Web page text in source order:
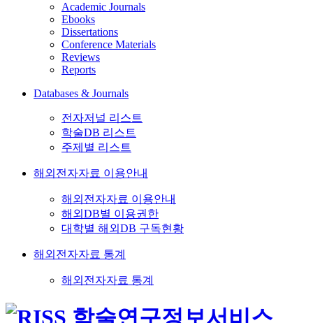
Academic Journals
Ebooks
Dissertations
Conference Materials
Reviews
Reports
Databases & Journals
전자저널 리스트
학술DB 리스트
주제별 리스트
해외전자자료 이용안내
해외전자자료 이용안내
해외DB별 이용권한
대학별 해외DB 구독현황
해외전자자료 통계
해외전자자료 통계